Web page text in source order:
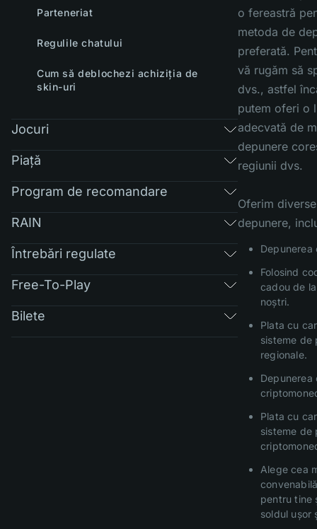
Parteneriat
Regulile chatului
Cum să deblochezi achiziția de
skin-uri
Jocuri
Piaţă
Program de recomandare
RAIN
Întrebări regulate
Free-To-Play
Bilete
o fereastră
metoda de
preferată.
vă rugăm să
dvs., astfel
putem oferi o
adecvată de
depunere
regiunii dvs.
Oferim
depunere,
Depunerea
Folosind
cadou de
noștri.
Plata cu
sisteme de
regionale.
Depunerea
Plata cu
sisteme de
Alege cea
pentru tine
soldul ușor